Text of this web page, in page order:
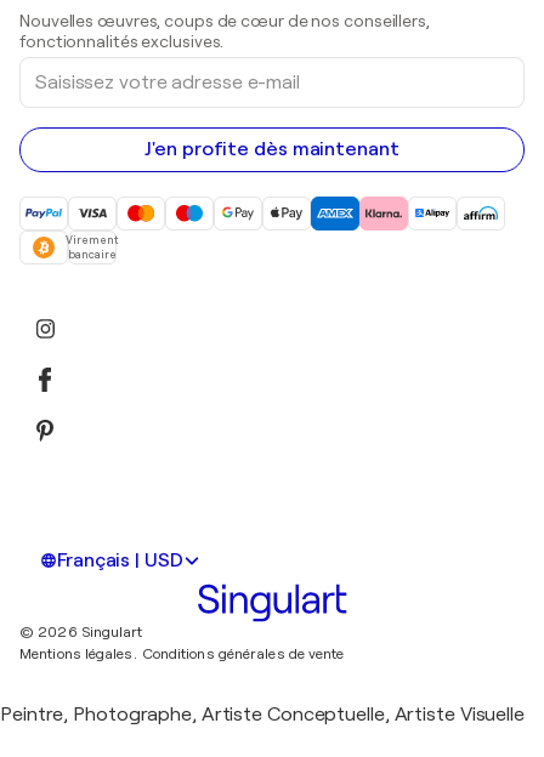
Peintures acryliques
Nouvelles œuvres, coups de cœur de nos conseillers,
fonctionnalités exclusives.
Saisissez
votre
adresse
e-
mail
J'en profite dès maintenant
Virement
bancaire
Français | USD
© 2026 Singulart
Mentions légales.
Conditions générales de vente
Peintre, Photographe, Artiste Conceptuelle, Artiste Visuelle